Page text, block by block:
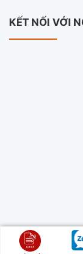
KẾT NỐI VỚI